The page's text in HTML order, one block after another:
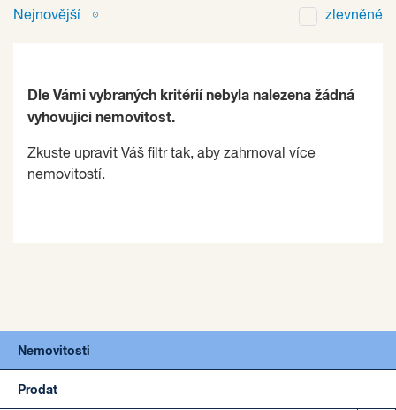
Nejnovější zlevněné
Dle Vámi vybraných kritérií nebyla nalezena žádná
vyhovující nemovitost.
Zkuste upravit Váš filtr tak, aby zahrnoval více
nemovitostí.
Nemovitosti
Prodat